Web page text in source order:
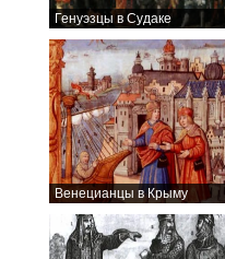
Генуэзцы в Судаке
Венецианцы в Крыму